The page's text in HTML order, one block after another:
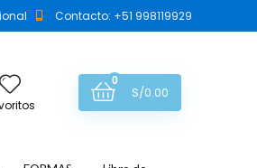
Contacto: +51 998119929
0
S/0.00